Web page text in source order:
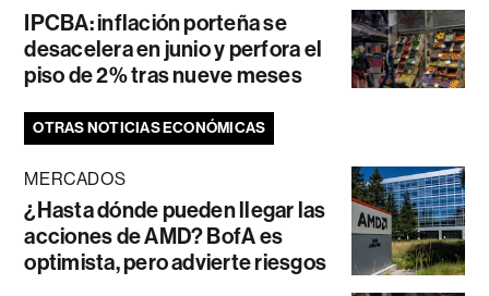
IPCBA: inflación porteña se
desacelera en junio y perfora el
piso de 2% tras nueve meses
OTRAS NOTICIAS ECONÓMICAS
MERCADOS
¿Hasta dónde pueden llegar las
acciones de AMD? BofA es
optimista, pero advierte riesgos